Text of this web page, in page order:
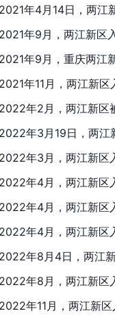
2021年4月14日，两江
2021年9月，两江新区
2021年9月，重庆两江
2021年11月，两江新
2022年2月，两江新区
2022年3月19日，两江
2022年3月，两江新区
2022年4月，两江新区
2022年4月，两江新区
2022年4月，两江新区
2022年8月4日，两江
2022年8月，两江新区
2022年11月，两江新